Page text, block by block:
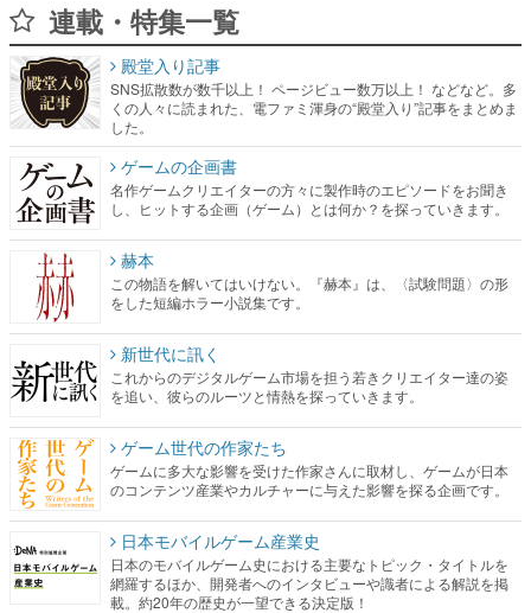
連載・特集一覧
殿堂入り記事
SNS拡散数が数千以上！ ページビュー数万以上！ などなど。多
くの人々に読まれた、電ファミ渾身の“殿堂入り”記事をまとめま
した。
ゲームの企画書
名作ゲームクリエイターの方々に製作時のエピソードをお聞き
し、ヒットする企画（ゲーム）とは何か？を探っていきます。
赫本
この物語を解いてはいけない。『赫本』は、〈試験問題〉の形
をした短編ホラー小説集です。
新世代に訊く
これからのデジタルゲーム市場を担う若きクリエイター達の姿
を追い、彼らのルーツと情熱を探っていきます。
ゲーム世代の作家たち
ゲームに多大な影響を受けた作家さんに取材し、ゲームが日本
のコンテンツ産業やカルチャーに与えた影響を探る企画です。
日本モバイルゲーム産業史
日本のモバイルゲーム史における主要なトピック・タイトルを
網羅するほか、開発者へのインタビューや識者による解説を掲
載。約20年の歴史が一望できる決定版！